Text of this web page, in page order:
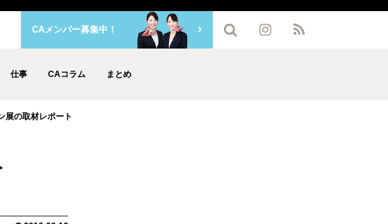
仕事 CAコラム まとめ
CAメンバー募集中！
展の取材レポート